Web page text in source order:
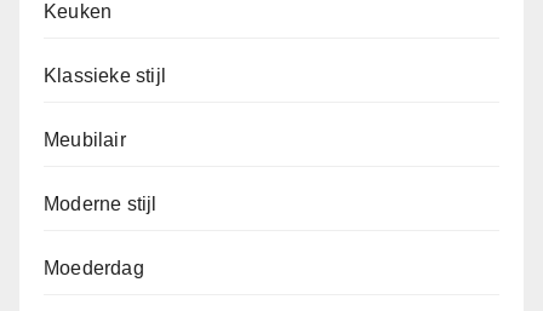
Keuken
Klassieke stijl
Meubilair
Moderne stijl
Moederdag